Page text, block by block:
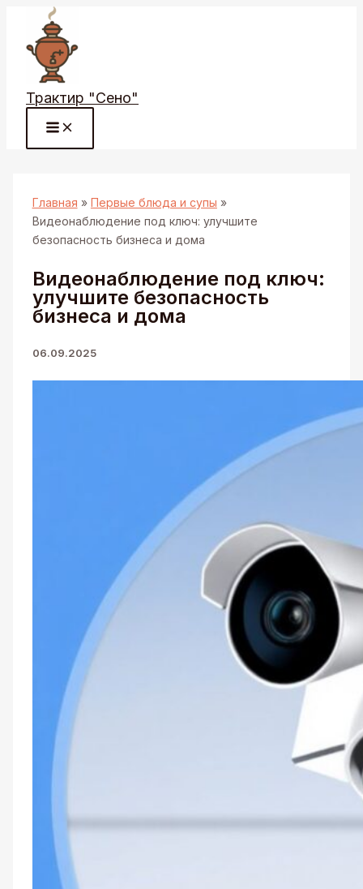
Перейти
содержимому
Трактир "Сено"
Главная
Первые блюда и супы
Видеонаблюдение под ключ: улучшите
безопасность бизнеса и дома
Видеонаблюдение под ключ:
улучшите безопасность
бизнеса и дома
06.09.2025